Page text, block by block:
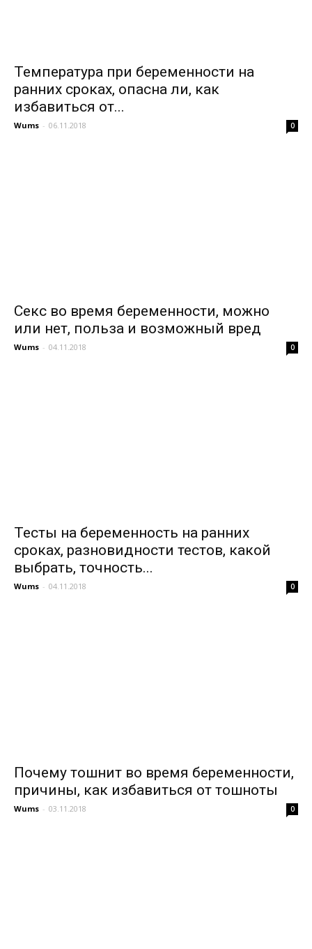
Температура при беременности на
ранних сроках, опасна ли, как
избавиться от...
Wums - 06.11.2018 0
Секс во время беременности, можно
или нет, польза и возможный вред
Wums - 04.11.2018 0
Тесты на беременность на ранних
сроках, разновидности тестов, какой
выбрать, точность...
Wums - 04.11.2018 0
Почему тошнит во время беременности,
причины, как избавиться от тошноты
Wums - 03.11.2018 0